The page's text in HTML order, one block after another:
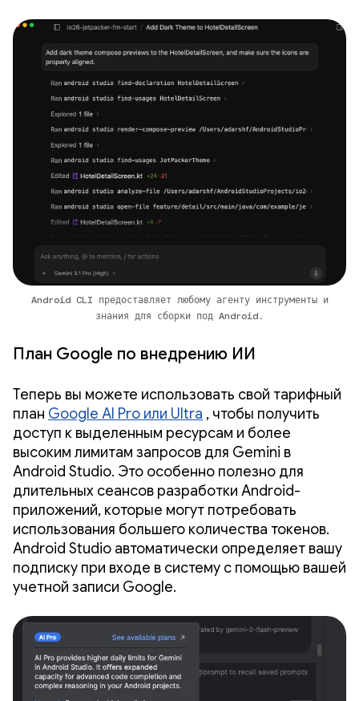
Android CLI предоставляет любому агенту инструменты и
знания для сборки под Android.
План Google по внедрению ИИ
Теперь вы можете использовать свой тарифный
план Google AI Pro или Ultra , чтобы получить
доступ к выделенным ресурсам и более
высоким лимитам запросов для Gemini в
Android Studio. Это особенно полезно для
длительных сеансов разработки Android-
приложений, которые могут потребовать
использования большего количества токенов.
Android Studio автоматически определяет вашу
подписку при входе в систему с помощью вашей
учетной записи Google.